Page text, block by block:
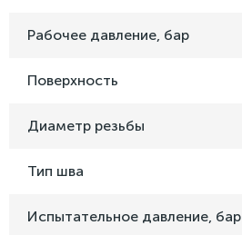
Рабочее давление, бар
Поверхность
Диаметр резьбы
Тип шва
Испытательное давление, бар